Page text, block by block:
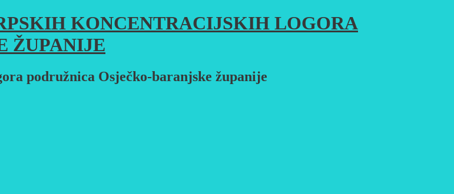
KONCENTRACIJSKIH LOGORA
ŽUPANIJE
podružnica Osječko-baranjske županije